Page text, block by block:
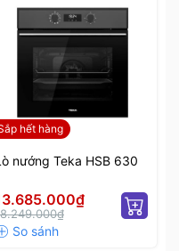
hết hàng
nướng Teka HSB 630